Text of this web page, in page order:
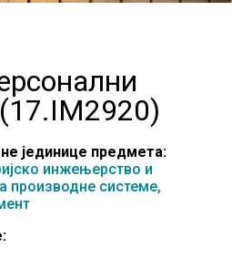
17.IM2920)
јединице предмета:
инжењерство и
производне системе,